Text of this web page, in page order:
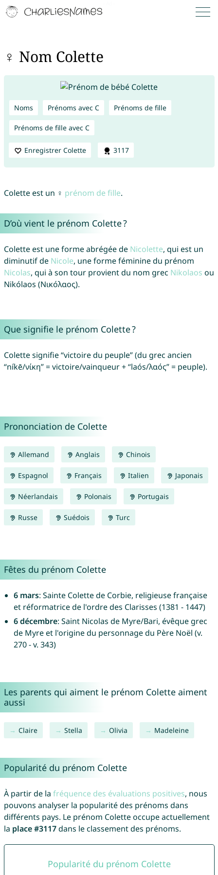
♀ Nom Colette
Noms Prénoms avec C Prénoms de fille
Prénoms de fille avec C
Enregistrer Colette 3117
Colette est un ♀ prénom de fille.
D’où vient le prénom Colette ?
Colette est une forme abrégée de Nicolette, qui est un
diminutif de Nicole, une forme féminine du prénom
Nicolas, qui à son tour provient du nom grec Nikolaos ou
Nikólaos (Νικόλαος).
Que signifie le prénom Colette ?
Colette signifie “victoire du peuple” (du grec ancien
“níkē/νίκη” = victoire/vainqueur + “laós/λαός” = peuple).
Prononciation de Colette
Allemand Anglais Chinois
Espagnol Français Italien Japonais
Néerlandais Polonais Portugais
Russe Suédois Turc
Fêtes du prénom Colette
6 mars: Sainte Colette de Corbie, religieuse française
et réformatrice de l'ordre des Clarisses (1381 - 1447)
6 décembre: Saint Nicolas de Myre/Bari, évêque grec
de Myre et l'origine du personnage du Père Noël (v.
270 - v. 343)
Les parents qui aiment le prénom Colette aiment
aussi
Claire Stella Olivia Madeleine
Popularité du prénom Colette
À partir de la fréquence des évaluations positives, nous
pouvons analyser la popularité des prénoms dans
différents pays. Le prénom Colette occupe actuellement
la place #3117dans le classement des prénoms.